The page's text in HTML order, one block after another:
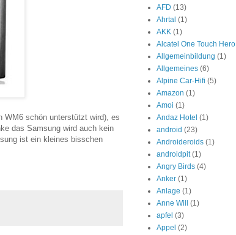
WM6 schön unterstützt wird), es
das Samsung wird auch kein
ist ein kleines bisschen
AFD (13)
Ahrtal (1)
AKK (1)
Alcatel One Touch Hero
Allgemeinbildung (1)
Allgemeines (6)
Alpine Car-Hifi (5)
Amazon (1)
Amoi (1)
Andaz Hotel (1)
android (23)
Androideroids (1)
androidpit (1)
Angry Birds (4)
Anker (1)
Anlage (1)
Anne Will
(1)
apfel (3)
Appel (2)